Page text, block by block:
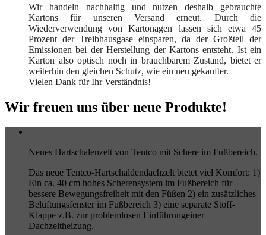
Wir handeln nachhaltig und nutzen deshalb gebrauchte
Kartons für unseren Versand erneut. Durch die
Wiederverwendung von Kartonagen lassen sich etwa 45
Prozent der Treibhausgase einsparen, da der Großteil der
Emissionen bei der Herstellung der Kartons entsteht. Ist ein
Karton also optisch noch in brauchbarem Zustand, bietet er
weiterhin den gleichen Schutz, wie ein neu gekaufter.
Vielen Dank für Ihr Verständnis!
Wir freuen uns über neue Produkte!
Neues Hartschalenzelt von Tentco mit Schere im Fußbereich.
Das neue Tentco-Hartschaldendachzelt bietet viel Komfort: 1)
Ein ca. 40 cm hohes Scherensystem im Fußbereich für
bessere Bewegungsfreiheit mit den Füßen 2) ein zusätzliches
Belüftungsfenster im Fußbereich 3) eine separate Stoff-
Klappe z.B. zur problemlosen Einführungeiner
Dachzeltheizung.